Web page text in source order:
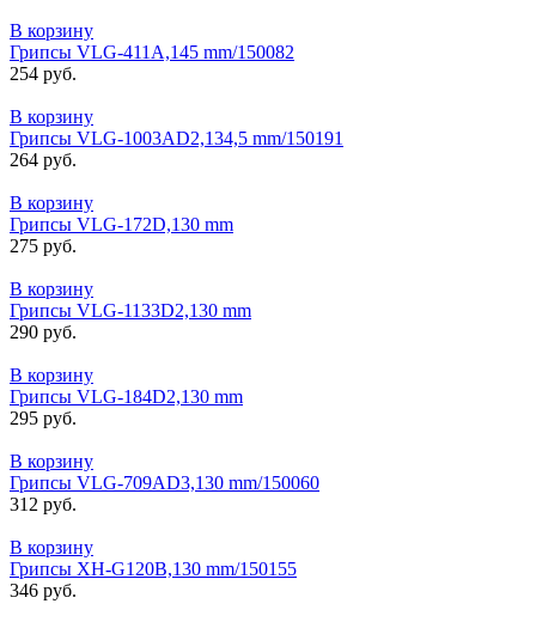
В корзину
Грипсы VLG-411A,145 mm/150082
254 руб.
В корзину
Грипсы VLG-1003АD2,134,5 mm/150191
264 руб.
В корзину
Грипсы VLG-172D,130 mm
275 руб.
В корзину
Грипсы VLG-1133D2,130 mm
290 руб.
В корзину
Грипсы VLG-184D2,130 mm
295 руб.
В корзину
Грипсы VLG-709AD3,130 mm/150060
312 руб.
В корзину
Грипсы XH-G120В,130 mm/150155
346 руб.